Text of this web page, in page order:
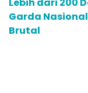
Garda
Brutal